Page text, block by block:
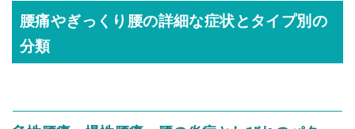
腰痛やぎっくり腰の詳細な症状とタイプ別の
分類